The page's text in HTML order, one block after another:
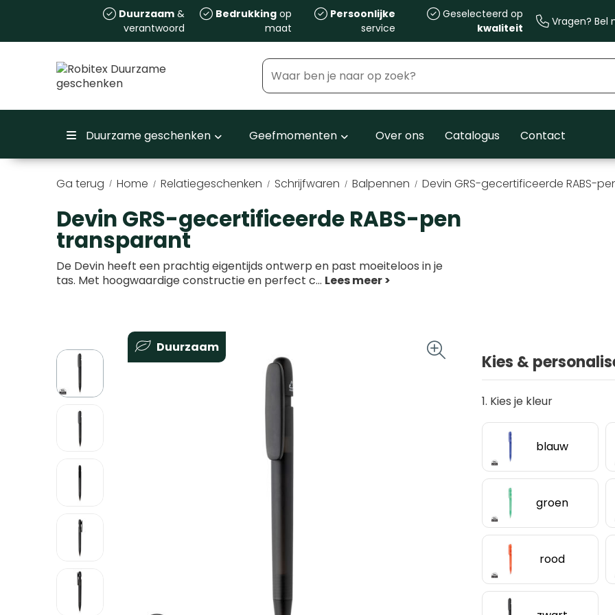
Duurzaam&
verantwoord
Bedrukkingop
maat
Persoonlijke
service
Geselecteerd op
kwaliteit
Vragen? Bel
Duurzame geschenken Geefmomenten Over ons Catalogus Contact
Ga terug / Home Relatiegeschenken Schrijfwaren Balpennen Devin GRS-gecertificeerde RABS-
Devin GRS-gecertificeerde RABS-pen
transparant
De Devin heeft een prachtig eigentijds ontwerp en past moeiteloos in je
tas. Met hoogwaardige constructie en perfect c...
Duurzaam
Kies &
1. Kies je kleur
blauw
groen
rood